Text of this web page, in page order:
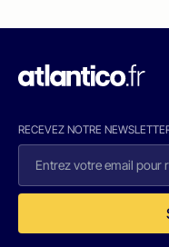
RECEVEZ NOTRE